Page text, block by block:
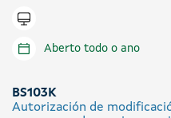
Tramitar en liña
Aberto todo o ano
BS103K
Autorización de